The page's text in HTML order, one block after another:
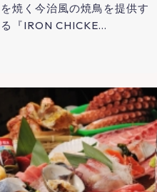
を焼く今治風の焼鳥を提供す
る『IRON CHICKE…